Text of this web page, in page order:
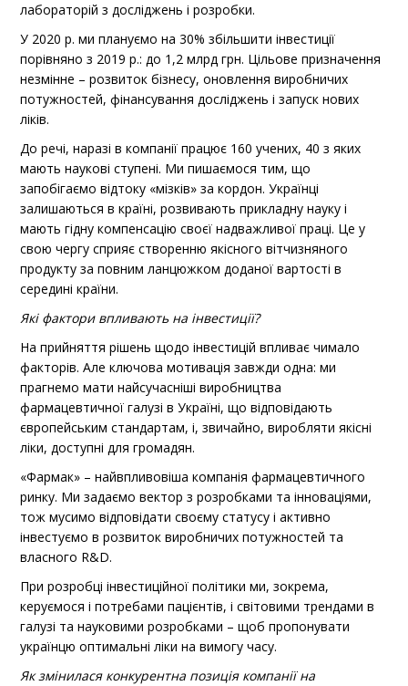
лабораторій з дослі­джень і розробки.
У 2020 р. ми плануємо на 30% збільшити інвестиції
порівняно з 2019 р.: до 1,2 млрд грн. Цільове призначення
незмінне – розвиток бізнесу, оновлення виробничих
потужностей, фінансування досліджень і запуск нових
ліків.
До речі, наразі в компанії працює 160 учених, 40 з яких
мають наукові ступені. Ми пишаємося тим, що
запобігаємо відтоку «мізків» за кордон. Українці
залишаються в країні, розвивають прикладну науку і
мають гідну компенсацію своєї надважливої праці. Це у
свою чергу сприяє створенню якісного вітчизняного
продукту за повним ланцюжком доданої вартості в
середині країни.
Які фактори впливають на інвестиції?
На прийняття рішень щодо інвестицій впливає чимало
факторів. Але ключова мотивація завжди одна: ми
прагнемо мати найсучасніші виробництва
фармацевтичної галузі в Україні, що відповідають
європейським стандартам, і, звичайно, виробляти якісні
ліки, доступні для громадян.
«Фармак» – найвпливовіша компанія фармацев­тичного
ринку. Ми задаємо вектор з розробками та інноваціями,
тож мусимо відповідати своєму статусу і активно
інвестуємо в розвиток виробничих потужностей та
власного R&D.
При розробці інвестиційної політики ми, зокрема,
керуємося і потребами пацієнтів, і світовими трендами в
галузі та науковими розробками – щоб пропонувати
українцю оптимальні ліки на вимогу часу.
Як змінилася конкурентна позиція компанії на